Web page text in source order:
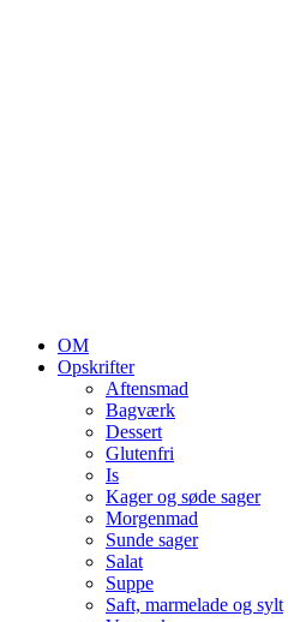
OM
Opskrifter
Aftensmad
Bagværk
Dessert
Glutenfri
Is
Kager og søde sager
Morgenmad
Sunde sager
Salat
Suppe
Saft, marmelade og sylt